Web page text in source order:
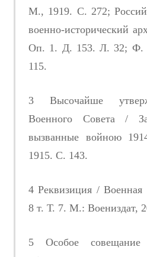
М., 1919. С. 272;
военно-исторический
Оп. 1. Д. 153. Л. 32; Ф.
115.
3 Высочайше
Военного Совета /
вызванные войною
1915. С. 143.
4 Реквизиция /
8 т. Т. 7. М.: Воениздат,
5 Особое